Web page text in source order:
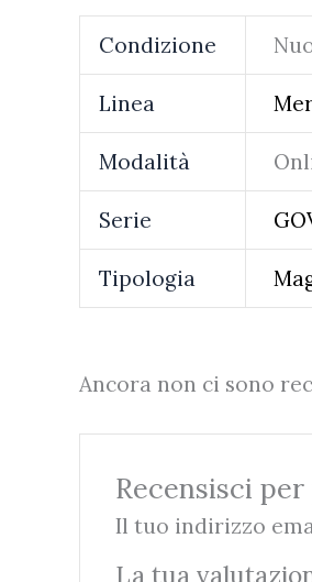
Condizione
Linea
Modalità
Serie
Tipologia
Ancora non ci sono
Recensisci
Il tuo indirizzo
La tua